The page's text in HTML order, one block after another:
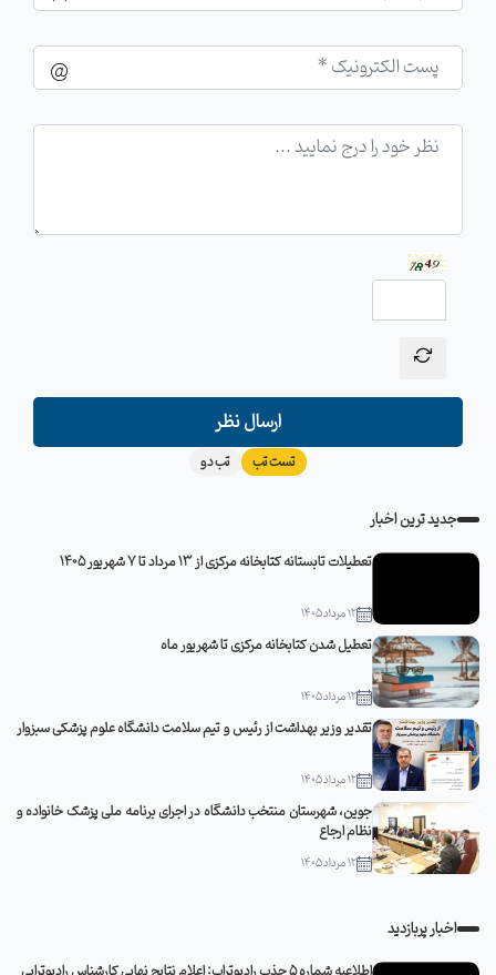
ارسال نظر
تست تب تب دو
جدید ترین اخبار
تعطیلات تابستانه کتابخانه مرکزی از 13 مرداد تا 7 شهریور 1405
12 مرداد 1405
تعطیل شدن کتابخانه مرکزی تا شهریور ماه
12 مرداد 1405
تقدیر وزیر بهداشت از رئیس و تیم سلامت دانشگاه علوم پزشکی سبزوار
12 مرداد 1405
جوین، شهرستان منتخب دانشگاه در اجرای برنامه ملی پزشک خانواده و
نظام ارجاع
12 مرداد 1405
اخبار پربازدید